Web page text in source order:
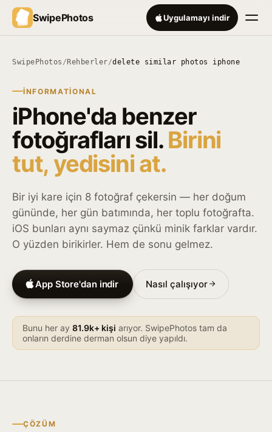
SwipePhotos Uygulamayı indir
SwipePhotos / Rehberler/delete similar photos iphone
INFORMATIONAL
iPhone'da benzer
fotoğrafları sil. Birini
tut, yedisini at.
Bir iyi kare için 8 fotoğraf çekersin — her doğum
gününde, her gün batımında, her toplu fotoğrafta.
iOS bunları aynı saymaz çünkü minik farklar vardır.
O yüzden birikirler. Hem de sonu gelmez.
App Store'dan indir Nasıl çalışıyor
Bunu her ay 81.9k+ kişi arıyor. SwipePhotos tam da
onların derdine derman olsun diye yapıldı.
ÇÖZÜM